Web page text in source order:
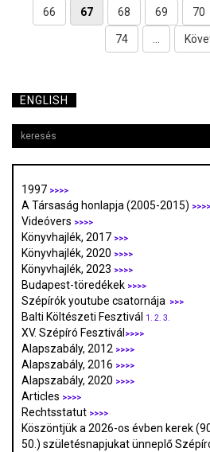
66 67 68 69 70
74
ENGLISH
1997 >>>>
A Társaság honlapja (2005-2015) >>>>
Videóvers >>>>
Könyvhajlék, 2017 >>>
Könyvhajlék, 2020 >>>>
Könyvhajlék, 2023 >>>>
Budapest-töredékek >>>>
Szépírók youtube csatornája >>>
Balti Költészeti Fesztivál 1. 2. 3.
XV. Szépíró Fesztivál >>>>
Alapszabály, 2012 >>>>
Alapszabály, 2016 >>>>
Alapszabály, 2020 >>>>
Articles >>>>
Rechtsstatut >>>>
Köszöntjük a 2026-os évben kerek
50.) születésnapjukat ünneplő